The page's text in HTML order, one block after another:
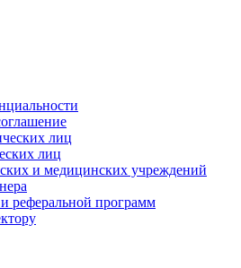
лиц
лиц
и медицинских учреждений
реферальной программ